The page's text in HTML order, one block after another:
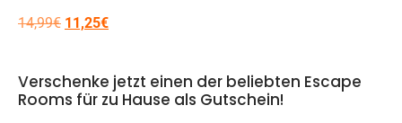
14,99€ 11,25€
Verschenke jetzt einen der beliebten Escape
Rooms für zu Hause als Gutschein!